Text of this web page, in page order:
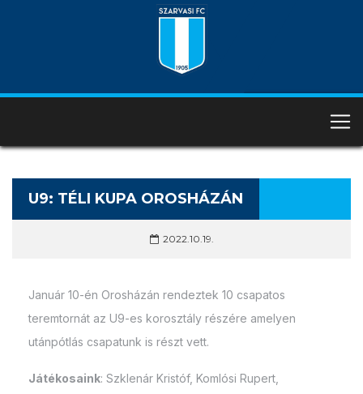
U9: TÉLI KUPA OROSHÁZÁN
2022.10.19.
Január 10-én Orosházán rendeztek 10 csapatos
teremtornát az U9-es korosztály részére amelyen
utánpótlás csapatunk is részt vett.
Játékosaink: Szklenár Kristóf, Komlósi Rupert,